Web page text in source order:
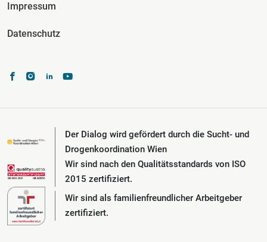
Impressum
Datenschutz
Der Dialog wird gefördert durch die Sucht- und
Drogenkoordination Wien
Wir sind nach den Qualitätsstandards von ISO
2015 zertifiziert.
Wir sind als familienfreundlicher Arbeitgeber
zertifiziert.